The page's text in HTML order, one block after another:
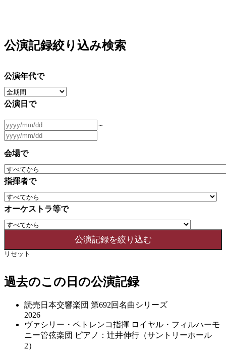
公演記録絞り込み検索
公演年代で
公演日で
～
会場で
指揮者で
オーケストラ等で
リセット
過去のこの日の公演記録
読売日本交響楽団 第692回名曲シリーズ
2026
ヴァシリー・ペトレンコ指揮 ロイヤル・フィルハーモ
ニー管弦楽団 ピアノ：辻井伸行（サントリーホール
2）